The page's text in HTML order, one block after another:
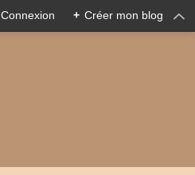
Connexion + Créer mon blog